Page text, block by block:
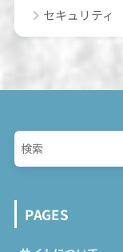
セキュリティ
PAGES